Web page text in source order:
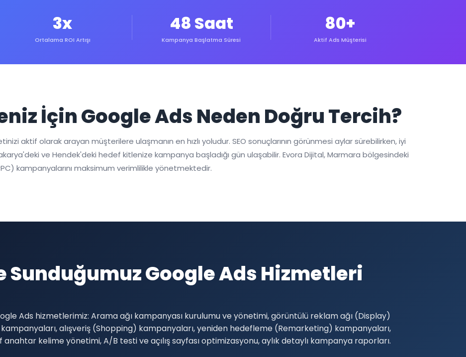
3x
Ortalama ROI Artışı
48 Saat
Kampanya Başlatma Süresi
80+
Aktif Ads Müşterisi
İçin Google Ads Neden Doğru Tercih?
aktif olarak arayan müşterilere ulaşmanın en hızlı yoludur. SEO sonuçlarının görünmesi aylar sürebilirken, iyi
ve Hendek'deki hedef kitlenize kampanya başladığı gün ulaşabilir. Evora Dijital, Marmara bölgesindeki
kampanyalarını maksimum verimlilikle yönetmektedir.
Sunduğumuz Google Ads Hizmetleri
Ads hizmetlerimiz: Arama ağı kampanyası kurulumu ve yönetimi, görüntülü reklam ağı (Display)
alışveriş (Shopping) kampanyaları, yeniden hedefleme (Remarketing) kampanyaları,
kelime yönetimi, A/B testi ve açılış sayfası optimizasyonu, aylık detaylı kampanya raporları.